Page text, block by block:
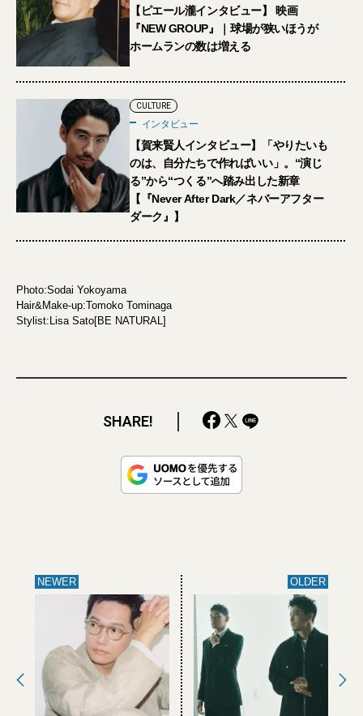
【ピエール瀧インタビュー】 映画
『NEW GROUP』｜球場が狭いほうが
ホームランの数は増える
CULTURE
インタビュー
【賀来賢人インタビュー】「やりたいも
のは、自分たちで作ればいい」。“演じ
る”から“つくる”へ踏み出した新章
【『Never After Dark／ネバーアフター
ダーク』】
Photo:Sodai Yokoyama
Hair&Make-up:Tomoko Tominaga
Stylist:Lisa Sato[BE NATURAL]
SHARE!
NEWER OLDER